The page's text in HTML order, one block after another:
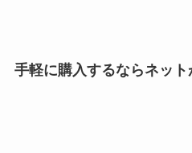
手軽に購入するならネット